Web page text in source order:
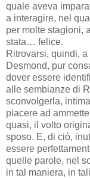
quale aveva
a interagire, nel
per molte stagioni,
stata… felice.
Ritrovarsi, quindi,
Desmond, pur
dover essere
alle sembianze di
sconvolgerla,
piacere ad
quasi, il volto
sposo. E, di ciò,
essere
quelle parole, nel
in tal maniera, in